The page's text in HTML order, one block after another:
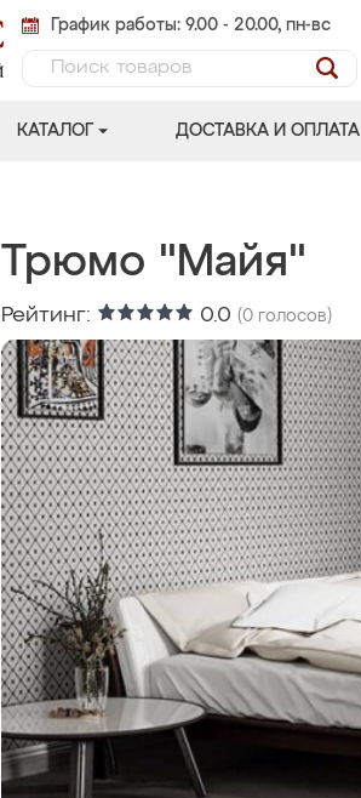
График работы: 9.00 - 20.00, пн-вс
КАТАЛОГ ДОСТАВКА И ОПЛАТА
Трюмо "Майя"
Рейтинг: 0.0 (0 голосов)